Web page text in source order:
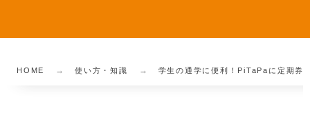
HOME 使い方・知識 学生の通学に便利！PiTaPaに定期券